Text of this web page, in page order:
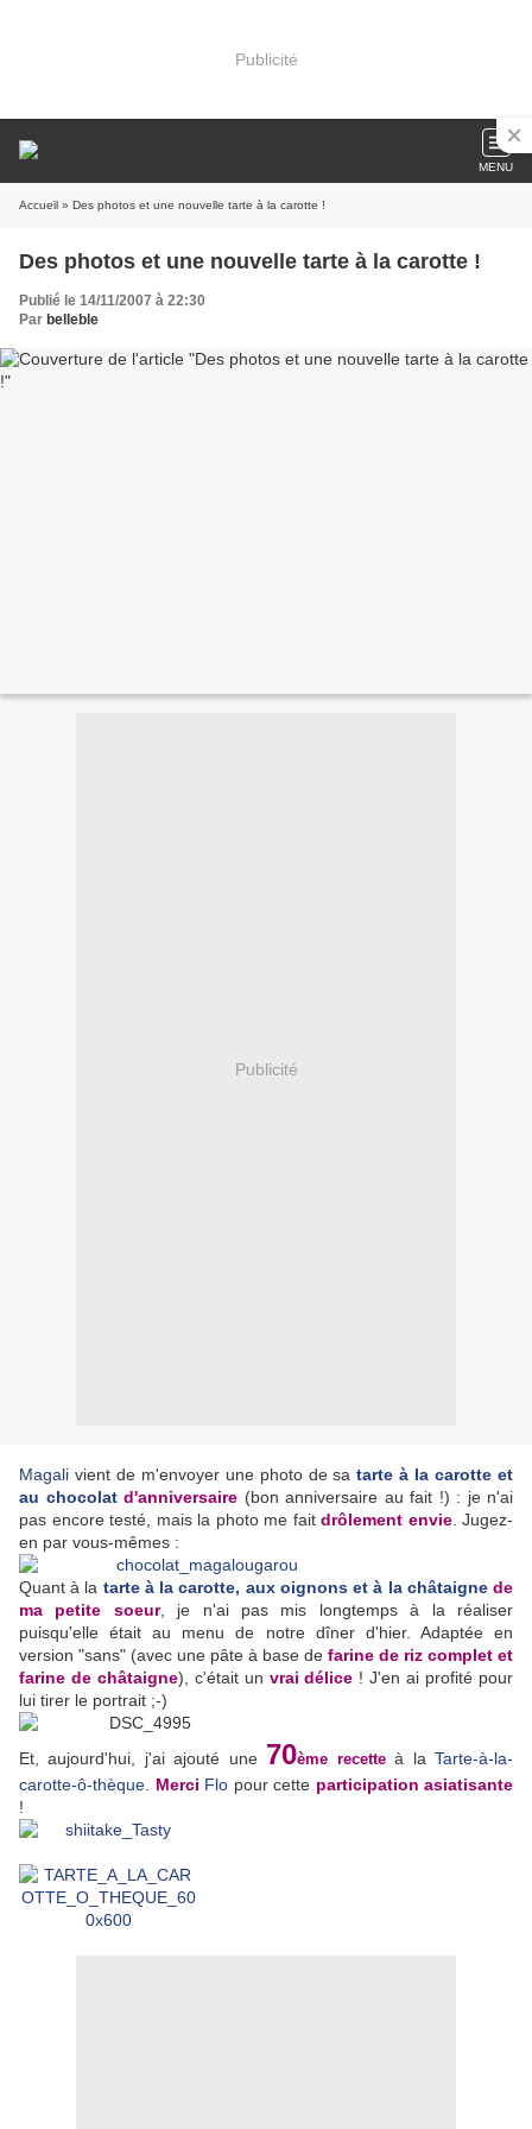
Publicité
MENU
Accueil » Des photos et une nouvelle tarte à la carotte !
Des photos et une nouvelle tarte à la carotte !
Publié le 14/11/2007 à 22:30
Par belleble
Publicité
Magali vient de m'envoyer une photo de satarte à la carotte et
au chocolatd'anniversaire (bon anniversaire au fait !) : je n'ai
pas encore testé, mais la photo me fait drôlement envie. Jugez-
en par vous-mêmes :
Quant à la tarte à la carotte, aux oignons et à la châtaignede
ma petite soeur, je n'ai pas mis longtemps à la réaliser
puisqu'elle était au menu de notre dîner d'hier. Adaptée en
version "sans" (avec une pâte à base de farine de riz complet et
farine de châtaigne), c'était un vrai délice ! J'en ai profité pour
lui tirer le portrait ;-)
Et, aujourd'hui, j'ai ajouté une 70ème recetteà laTarte-à-la-
carotte-ô-thèque
Merci Flo pour cette participation asiatisante
!